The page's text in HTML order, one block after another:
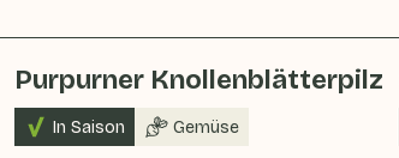
Purpurner Knollenblätterpilz
In Saison Gemüse